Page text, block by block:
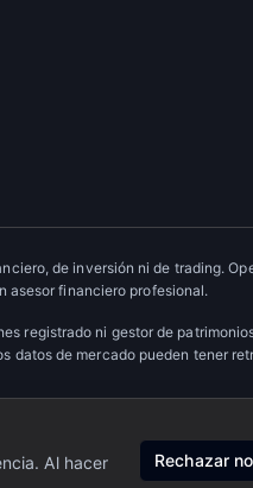
de inversión ni de trading.
asesor financiero profesional.
registrado ni gestor de
datos de mercado pueden tener
Al hacer
Rechazar